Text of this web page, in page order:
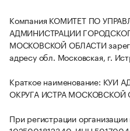
Компания КОМИТЕТ ПО
АДМИНИСТРАЦИИ
МОСКОВСКОЙ ОБЛАСТИ
адресу обл. Московская, г.
Краткое наименование:
ОКРУГА ИСТРА МОСКОВСКОЙ
При регистрации